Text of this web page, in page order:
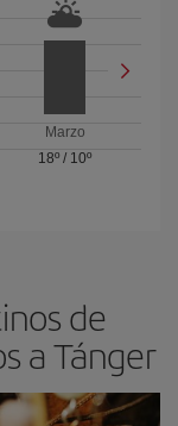
Marzo
18º / 10º
de
a Tánger